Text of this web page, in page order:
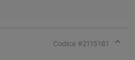
Codice #2115181